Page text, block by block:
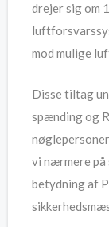
drejer sig om
mod mulige
Disse tiltag
spænding og
vi nærmere på
betydning af